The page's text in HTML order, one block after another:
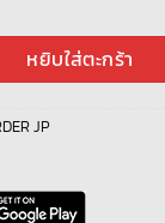
หยิบใส่ตะกร้า
JP